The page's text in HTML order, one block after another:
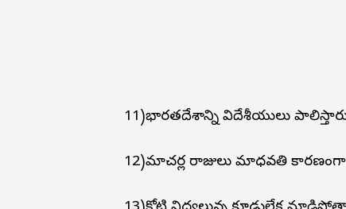
11)భారతదేశాన్ని విదేశీయులు
12)మాచర్ల రాజులు మాధవతి